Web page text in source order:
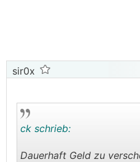
sir0x
ck schrieb:
Dauerhaft Geld zu